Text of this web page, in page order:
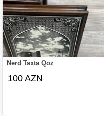
Krosnu Ustasi Gənclik
Krosnu Ustasi Ulduz Nizmai
Nərd Taxta Qoz
100 AZN